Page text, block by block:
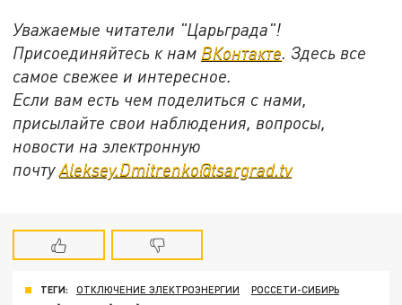
Уважаемые читатели "Царьграда"!
Присоединяйтесь к нам ВКонтакте. Здесь все
самое свежее и интересное.
Если вам есть чем поделиться с нами,
присылайте свои наблюдения, вопросы,
новости на электронную
почтуAleksey.Dmitrenko@tsargrad.tv
ТЕГИ: ОТКЛЮЧЕНИЕ ЭЛЕКТРОЭНЕРГИИ
РОССЕТИ-СИБИРЬ